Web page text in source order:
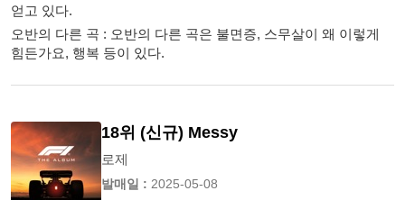
얻고 있다.
오반의 다른 곡 : 오반의 다른 곡은 불면증, 스무살이 왜 이렇게
힘든가요, 행복 등이 있다.
18위 (신규) Messy
로제
발매일 : 2025-05-08